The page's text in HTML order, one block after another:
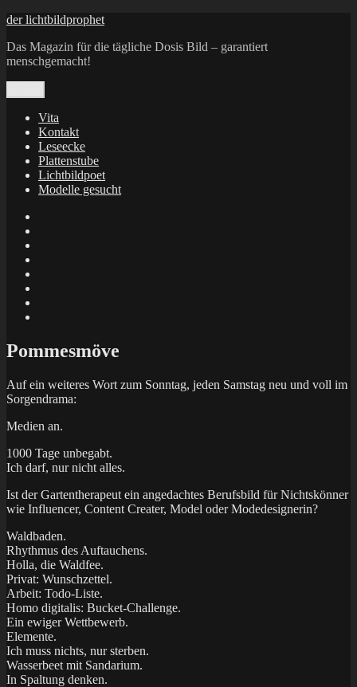
Zum
springen
der lichtbildprophet
Das Magazin für die tägliche Dosis Bild – garantiert
menschgemacht!
Vita
Kontakt
Leseecke
Plattenstube
Lichtbildpoet
Modelle gesucht
Pommesmöve
Auf ein weiteres Wort zum Sonntag, jeden Samstag neu und voll im
Sorgendrama:
Medien an.
1000 Tage unbegabt.
Ich darf, nur nicht alles.
Ist der Gartentherapeut ein angedachtes Berufsbild für Nichtskönner
wie Influencer, Content Creater, Model oder Modedesignerin?
Waldbaden.
Rhythmus des Auftauchens.
Holla, die Waldfee.
Privat: Wunschzettel.
Arbeit: Todo-Liste.
Homo digitalis: Bucket-Challenge.
Ein ewiger Wettbewerb.
Elemente.
Ich muss nichts, nur sterben.
Wasserbeet mit Sandarium.
In Spaltung denken.